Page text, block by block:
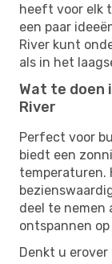
heeft voor elk
een paar
River kunt
als in het
Wat te doen
River
Perfect voor
biedt een
temperaturen.
deel te
ontspannen
Denkt u